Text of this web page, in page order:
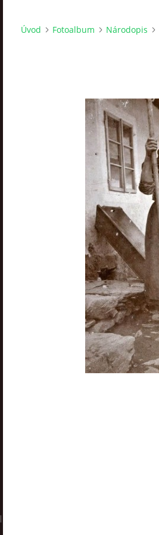
|
Úvod Fotoalbum Národopis